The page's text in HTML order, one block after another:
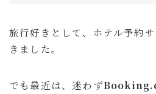
旅のこと
旅行好きとして、ホテル予約
きました。
でも最近は、迷わず